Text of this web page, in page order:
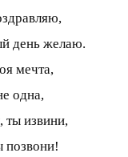
день желаю.
мечта,
одна,
ты извини,
позвони!